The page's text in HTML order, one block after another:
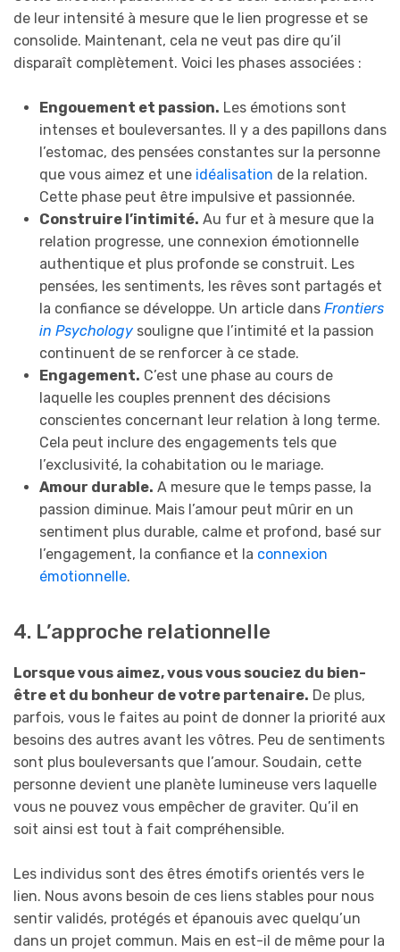
de leur intensité à mesure que le lien progresse et se
consolide. Maintenant, cela ne veut pas dire qu’il
disparaît complètement. Voici les phases associées :
Engouement et passion. Les émotions sont
intenses et bouleversantes. Il y a des papillons dans
l’estomac, des pensées constantes sur la personne
que vous aimez et une idéalisation de la relation.
Cette phase peut être impulsive et passionnée.
Construire l’intimité. Au fur et à mesure que la
relation progresse, une connexion émotionnelle
authentique et plus profonde se construit. Les
pensées, les sentiments, les rêves sont partagés et
la confiance se développe. Un article dans Frontiers
in Psychology souligne que l’intimité et la passion
continuent de se renforcer à ce stade.
Engagement. C’est une phase au cours de
laquelle les couples prennent des décisions
conscientes concernant leur relation à long terme.
Cela peut inclure des engagements tels que
l’exclusivité, la cohabitation ou le mariage.
Amour durable. A mesure que le temps passe, la
passion diminue. Mais l’amour peut mûrir en un
sentiment plus durable, calme et profond, basé sur
l’engagement, la confiance et la connexion
émotionnelle.
4. L’approche relationnelle
Lorsque vous aimez, vous vous souciez du bien-
être et du bonheur de votre partenaire. De plus,
parfois, vous le faites au point de donner la priorité aux
besoins des autres avant les vôtres. Peu de sentiments
sont plus bouleversants que l’amour. Soudain, cette
personne devient une planète lumineuse vers laquelle
vous ne pouvez vous empêcher de graviter. Qu’il en
soit ainsi est tout à fait compréhensible.
Les individus sont des êtres émotifs orientés vers le
lien. Nous avons besoin de ces liens stables pour nous
sentir validés, protégés et épanouis avec quelqu’un
dans un projet commun. Mais en est-il de même pour la